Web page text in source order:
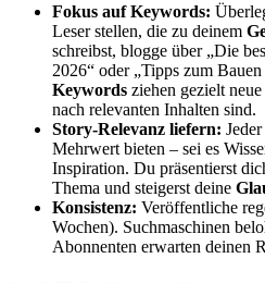
Fokus auf Keywords:
Leser stellen, die zu deinem
schreibst, blogge über „Die
2026“ oder „Tipps zum
Keywords ziehen gezielt
nach relevanten Inhalten sind.
Story-Relevanz liefern:
Mehrwert bieten – sei es
Inspiration. Du präsentierst
Thema und steigerst deine
Konsistenz: Veröffentliche
Wochen). Suchmaschinen
Abonnenten erwarten deinen